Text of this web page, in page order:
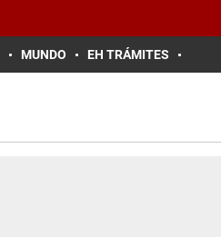
MUNDO EH TRÁMITES